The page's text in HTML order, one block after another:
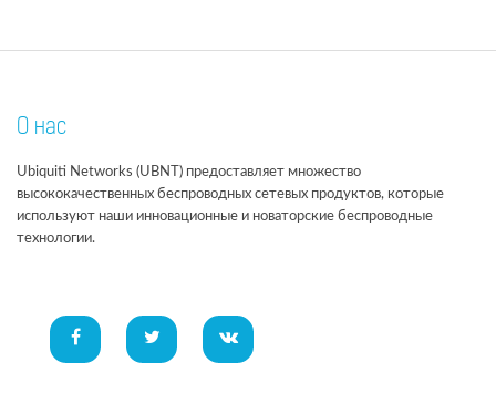
О нас
Ubiquiti Networks (UBNT) предоставляет множество
высококачественных беспроводных сетевых продуктов, которые
используют наши инновационные и новаторские беспроводные
технологии.